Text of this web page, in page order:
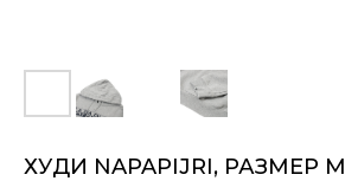
ХУДИ NAPAPIJRI, РАЗМЕР M